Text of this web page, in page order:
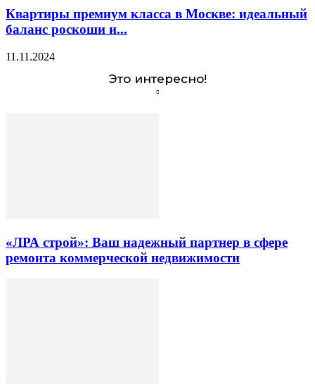
Квартиры премиум класса в Москве: идеальный
баланс роскоши и...
11.11.2024
Это интересно!
«ЛРА строй»: Ваш надежный партнер в сфере
ремонта коммерческой недвижимости